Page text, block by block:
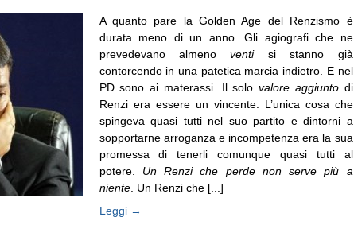
A quanto pare la Golden Age del Renzismo è
durata meno di un anno. Gli agiografi che ne
prevedevano almenoventisi stanno già
contorcendo in una patetica marcia indietro. E nel
PD sono ai materassi. Il solovalore aggiuntodi
Renzi era essere un vincente. L’unica cosa che
spingeva quasi tutti nel suo partito e dintorni a
sopportarne arroganza e incompetenza era la sua
promessa di tenerli comunque quasi tutti al
potere. Un Renzi che perde non serve più a
niente. Un Renzi che [...]
Leggi →